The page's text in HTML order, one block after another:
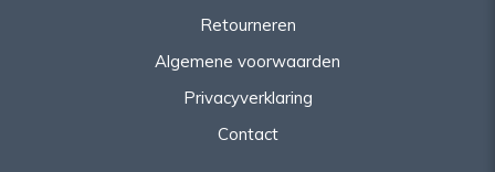
Retourneren
Algemene voorwaarden
Privacyverklaring
Contact